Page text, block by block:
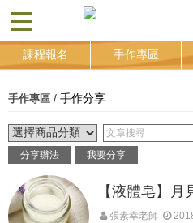
CLOSE
課程報名 手作專區
手作專區 / 手作分享
分享辦法 我要分享
【液體皂】
張素幸老師